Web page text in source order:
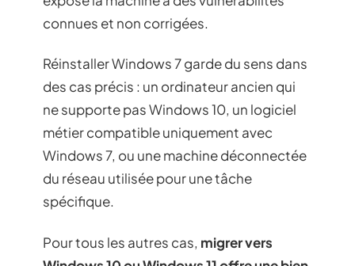
connues et non corrigées.
Réinstaller Windows 7 garde du sens dans
des cas précis : un ordinateur ancien qui
ne supporte pas Windows 10, un logiciel
métier compatible uniquement avec
Windows 7, ou une machine déconnectée
du réseau utilisée pour une tâche
spécifique.
Pour tous les autres cas, migrer vers